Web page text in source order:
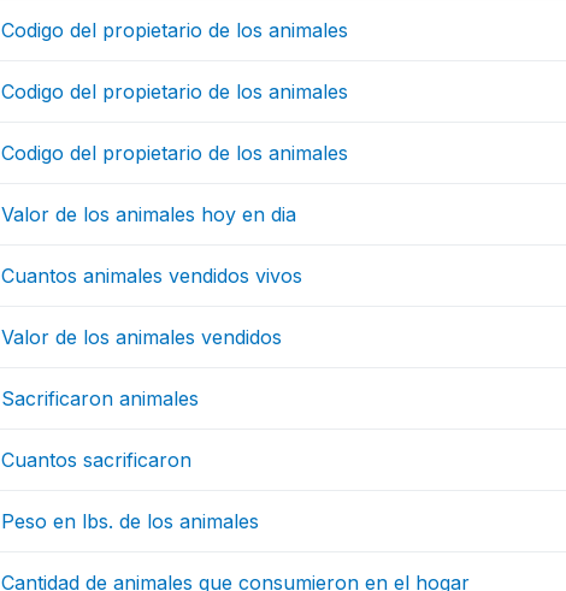
Codigo del propietario de los animales
Codigo del propietario de los animales
Codigo del propietario de los animales
Valor de los animales hoy en dia
Cuantos animales vendidos vivos
Valor de los animales vendidos
Sacrificaron animales
Cuantos sacrificaron
Peso en lbs. de los animales
Cantidad de animales que consumieron en el hogar